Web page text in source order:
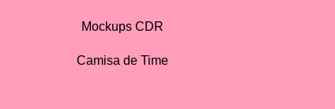
Mockups CDR
Camisa de Time